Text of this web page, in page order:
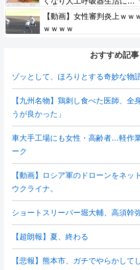
【動画】女性審判炎上ｗｗ
ｗｗｗｗ
おすすめ記事
ゾッとして、ほろりとする奇妙な物語
【九州名物】鶏刺し食べた医師、
うが良かった」
車大手工場にも女性・高齢者…軽作
ーク
【動画】ロシア軍のドローンをネッ
ウクライナ。
ショートスリーパー堀大輔、高須幹
【超朗報】夏、終わる
【悲報】熊本市、ガチでやらかして